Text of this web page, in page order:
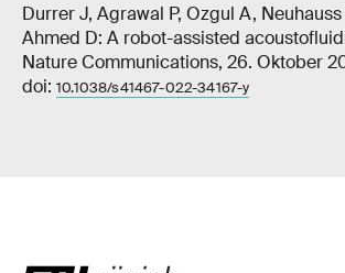
Durrer J, Agrawal P, Ozgul A, Neuhauss
Ahmed D: A robot-assisted
Nature Communications, 26. Oktober
doi: 10.1038/s41467-022-34167-y